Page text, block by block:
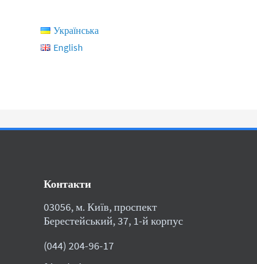
Українська
English
Контакти
03056, м. Київ, проспект
Берестейський, 37, 1-й корпус
(044) 204-96-17